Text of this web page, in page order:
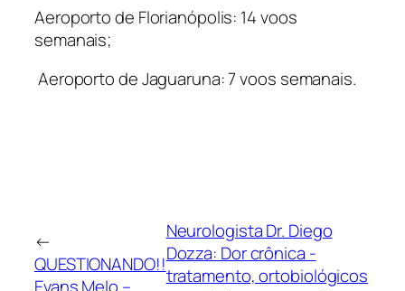
Aeroporto de Florianópolis: 14 voos
semanais;
Aeroporto de Jaguaruna: 7 voos semanais.
←
QUESTIONANDO!!
Neurologista Dr. Diego
Dozza: Dor crônica -
tratamento, ortobiológicos